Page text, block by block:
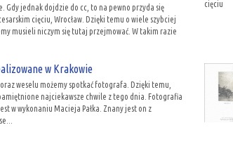
Gdy jednak dojdzie do cc, to na pewno przyda się
cięciu, Wrocław. Dzięki temu o wiele szybciej
musieli niczym się tutaj przejmować. W takim razie
w Krakowie
weselu możemy spotkać fotografa. Dzięki temu,
najciekawsze chwile z tego dnia. Fotografia
w wykonaniu Macieja Pałka. Znany jest on z